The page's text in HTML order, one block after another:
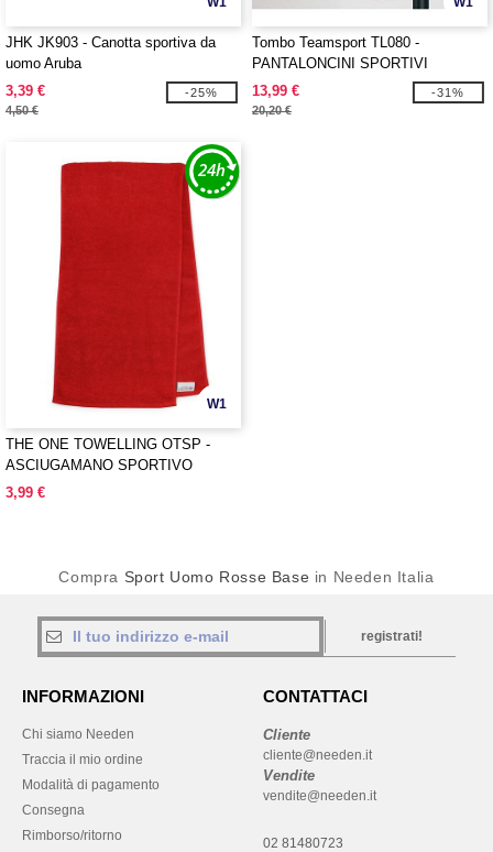
JHK JK903 - Canotta sportiva da
uomo Aruba
3,39 €
4,50 €
-25%
Tombo Teamsport TL080 -
PANTALONCINI SPORTIVI
13,99 €
20,20 €
-31%
W1
THE ONE TOWELLING OTSP -
ASCIUGAMANO SPORTIVO
3,99 €
Compra Sport Uomo Rosse Base in Needen Italia
registrati!
INFORMAZIONI
Chi siamo Needen
Traccia il mio ordine
Modalità di pagamento
Consegna
Rimborso/ritorno
CONTATTACI
Cliente
cliente@needen.it
Vendite
vendite@needen.it
02 81480723